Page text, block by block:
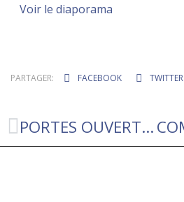
Voir le diaporama
PARTAGER: FACEBOOK TWITTER
PORTES OUVERTES Ecole Léo d’Orfer